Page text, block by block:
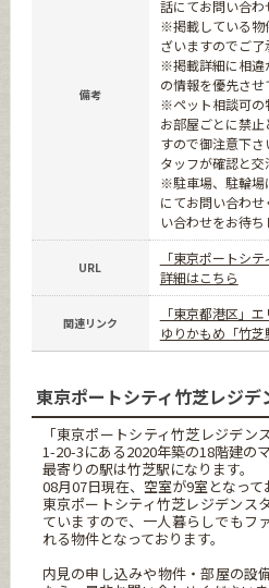
備考
話にてお問い合わ
※掲載している物
ざいますのでご了
※掲載詳細に相違
の情報を優先させ
※ペット相談可の
お部屋ごとに禁
すので御注意下
タッフが確認と交
※駐車場、駐輪場
にてお問い合わ
い合わせをお待ち
URL
「東京ポートシ
詳細はこちら
関連リンク
「東京都港区」
ゆりかもめ「竹
東京ポートシティ竹芝レジデ
「東京ポートシティ竹芝レジデ
1-20-3にある2020年築の18階建の
最寄りの駅は竹芝駅になります。
08月07日現在、空室が9室となって
東京ポートシティ竹芝レジデンス
ていますので、一人暮らしでもフ
れる物件となっております。
内見の申し込みや物件・部屋の設